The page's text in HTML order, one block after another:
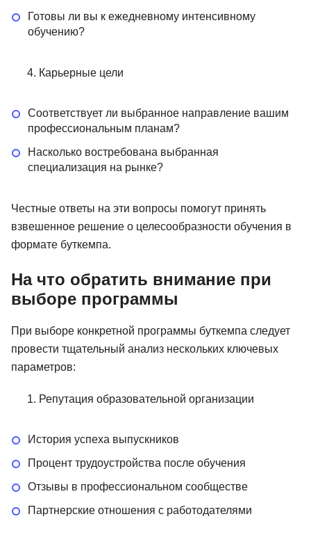
Готовы ли вы к ежедневному интенсивному
обучению?
Карьерные цели
Соответствует ли выбранное направление вашим
профессиональным планам?
Насколько востребована выбранная
специализация на рынке?
Честные ответы на эти вопросы помогут принять
взвешенное решение о целесообразности обучения в
формате буткемпа.
На что обратить внимание при
выборе программы
При выборе конкретной программы буткемпа следует
провести тщательный анализ нескольких ключевых
параметров:
Репутация образовательной организации
История успеха выпускников
Процент трудоустройства после обучения
Отзывы в профессиональном сообществе
Партнерские отношения с работодателями